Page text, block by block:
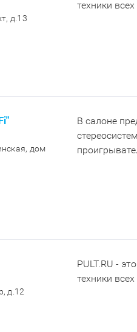
д.13
техники
дом
В салоне
д.12
PULT.RU -
техники